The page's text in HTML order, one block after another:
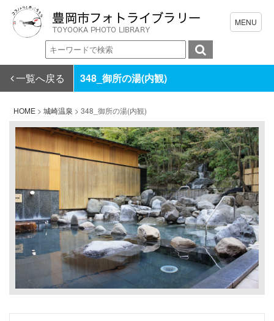
一覧へ戻る 348_御所の湯(内観)
HOME > 城崎温泉 > 348_御所の湯(内観)